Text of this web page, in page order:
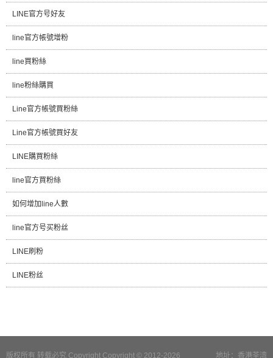
LINE官方号好友
line官方帳號增粉
line買粉絲
line粉絲購買
Line官方帳號買粉絲
Line官方帳號買好友
LINE購買粉絲
line官方買粉絲
如何增加line人數
line官方号买粉丝
LINE刷粉
LINE粉丝
地址：香港荃湾
版权所有 转载必究 Copyright Copyright © 2012-2026